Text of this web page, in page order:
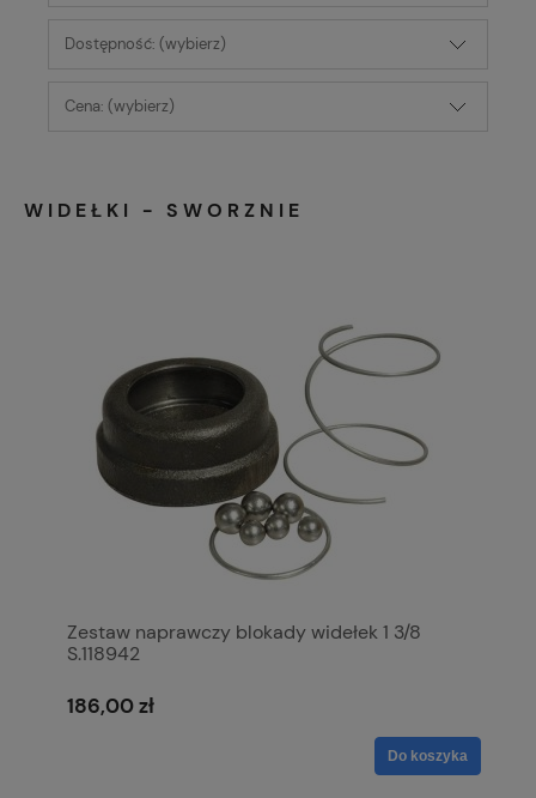
Dostępność: (wybierz)
Cena: (wybierz)
WIDEŁKI - SWORZNIE
Zestaw naprawczy blokady widełek 1 3/8
S.118942
186,00 zł
Do koszyka